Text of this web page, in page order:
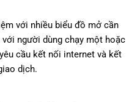
với nhiều biểu đồ mở cần
người dùng chạy một hoặc
cầu kết nối internet và kết
dịch.